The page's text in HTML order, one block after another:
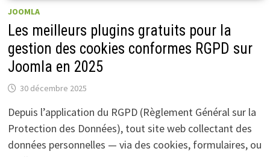
JOOMLA
Les meilleurs plugins gratuits pour la
gestion des cookies conformes RGPD sur
Joomla en 2025
30 décembre 2025
Depuis l’application du RGPD (Règlement Général sur la
Protection des Données), tout site web collectant des
données personnelles — via des cookies, formulaires, ou